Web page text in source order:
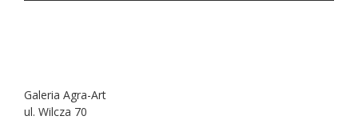
Galeria Agra-Art
ul. Wilcza 70